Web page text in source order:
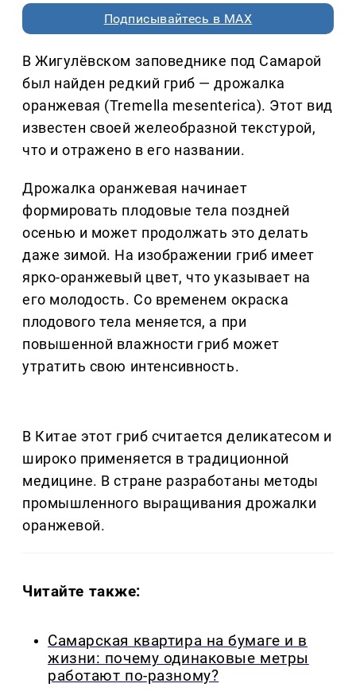
Подписывайтесь в MAX
В Жигулёвском заповеднике под Самарой
был найден редкий гриб — дрожалка
оранжевая (Tremella mesenterica). Этот вид
известен своей желеобразной текстурой,
что и отражено в его названии.
Дрожалка оранжевая начинает
формировать плодовые тела поздней
осенью и может продолжать это делать
даже зимой. На изображении гриб имеет
ярко-оранжевый цвет, что указывает на
его молодость. Со временем окраска
плодового тела меняется, а при
повышенной влажности гриб может
утратить свою интенсивность.
В Китае этот гриб считается деликатесом и
широко применяется в традиционной
медицине. В стране разработаны методы
промышленного выращивания дрожалки
оранжевой.
Читайте также:
Самарская квартира на бумаге и в
жизни: почему одинаковые метры
работают по-разному?